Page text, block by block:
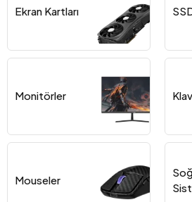
Ekran Kartları
Monitörler
Mouseler